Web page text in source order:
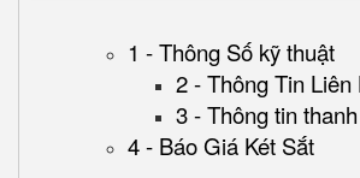
1 - Thông Số kỹ thuật
2 - Thông Tin Liên
3 - Thông tin
4 - Báo Giá Két Sắt